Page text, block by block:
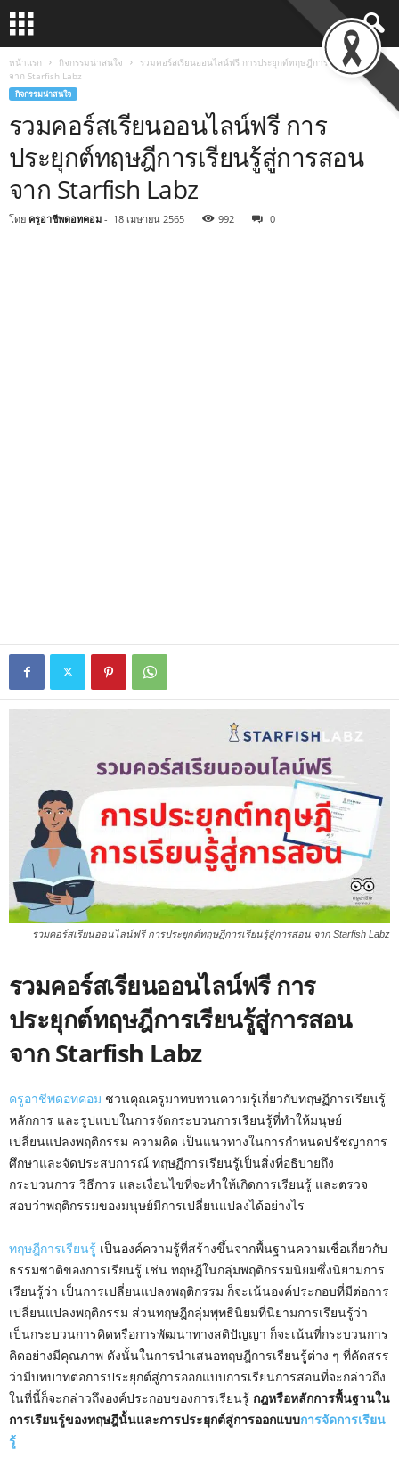
หน้าแรก กิจกรรมน่าสนใจ
รวมคอร์สเรียนออนไลน์ฟรี การประยุกต์ทฤษฎีการเรียนรู้สู่การสอน
จาก Starfish Labz
กิจกรรมน่าสนใจ
รวมคอร์สเรียนออนไลน์ฟรี การ
ประยุกต์ทฤษฎีการเรียนรู้สู่การสอน
จาก Starfish Labz
โดย ครูอาชีพดอทคอม - 18 เมษายน 2565 992 0
รวมคอร์สเรียนออนไลน์ฟรี การประยุกต์ทฤษฎีการเรียนรู้สู่การสอน จาก Starfish Labz
รวมคอร์สเรียนออนไลน์ฟรี การ
ประยุกต์ทฤษฎีการเรียนรู้สู่การสอน
จาก Starfish Labz
ครูอาชีพดอทคอม ชวนคุณครูมาทบทวนความรู้เกี่ยวกับทฤษฏีการเรียนรู้
หลักการ และรูปแบบในการจัดกระบวนการเรียนรู้ที่ทำให้มนุษย์
เปลี่ยนแปลงพฤติกรรม ความคิด เป็นแนวทางในการกำหนดปรัชญาการ
ศึกษาและจัดประสบการณ์ ทฤษฏีการเรียนรู้เป็นสิ่งที่อธิบายถึง
กระบวนการ วิธีการ และเงื่อนไขที่จะทำให้เกิดการเรียนรู้ และตรวจ
สอบว่าพฤติกรรมของมนุษย์มีการเปลี่ยนแปลงได้อย่างไร
ทฤษฎีการเรียนรู้ เป็นองค์ความรู้ที่สร้างขึ้นจากพื้นฐานความเชื่อเกี่ยวกับ
ธรรมชาติของการเรียนรู้ เช่น ทฤษฎีในกลุ่มพฤติกรรมนิยมซึ่งนิยามการ
เรียนรู้ว่า เป็นการเปลี่ยนแปลงพฤติกรรม ก็จะเน้นองค์ประกอบที่มีต่อการ
เปลี่ยนแปลงพฤติกรรม ส่วนทฤษฎีกลุ่มพุทธินิยมที่นิยามการเรียนรู้ว่า
เป็นกระบวนการคิดหรือการพัฒนาทางสติปัญญา ก็จะเน้นที่กระบวนการ
คิดอย่างมีคุณภาพ ดังนั้นในการนำเสนอทฤษฎีการเรียนรู้ต่าง ๆ ที่คัดสรร
ว่ามีบทบาทต่อการประยุกต์สู่การออกแบบการเรียนการสอนที่จะกล่าวถึง
ในที่นี้ก็จะกล่าวถึงองค์ประกอบของการเรียนรู้ กฎหรือหลักการพื้นฐานใน
การเรียนรู้ของทฤษฎีนั้นและการประยุกต์สู่การออกแบบการจัดการเรียน
รู้